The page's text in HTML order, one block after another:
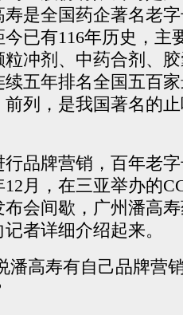
是全国药企著名老
今已有116年历史，
冲剂、中药合剂、
五年排名全国五百
前列，是我国著名的
牌营销，百年老字
12月，在三亚举办的
会间歇，广州潘高
者详细介绍起来。
高寿有自己品牌营